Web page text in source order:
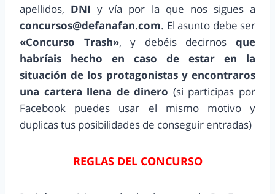
apellidos, DNI y vía por la que nos sigues a
concursos@defanafan.com. El asunto debe ser
«Concurso Trash», y debéis decirnosque
habríais hecho en caso de estar en la
situación de los protagonistas y encontraros
una cartera llena de dinero (si participas por
Facebook puedes usar el mismo motivo y
duplicas tus posibilidades de conseguir entradas)
REGLAS DEL CONCURSO